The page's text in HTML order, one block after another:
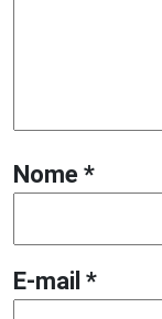
Nome *
E-mail *